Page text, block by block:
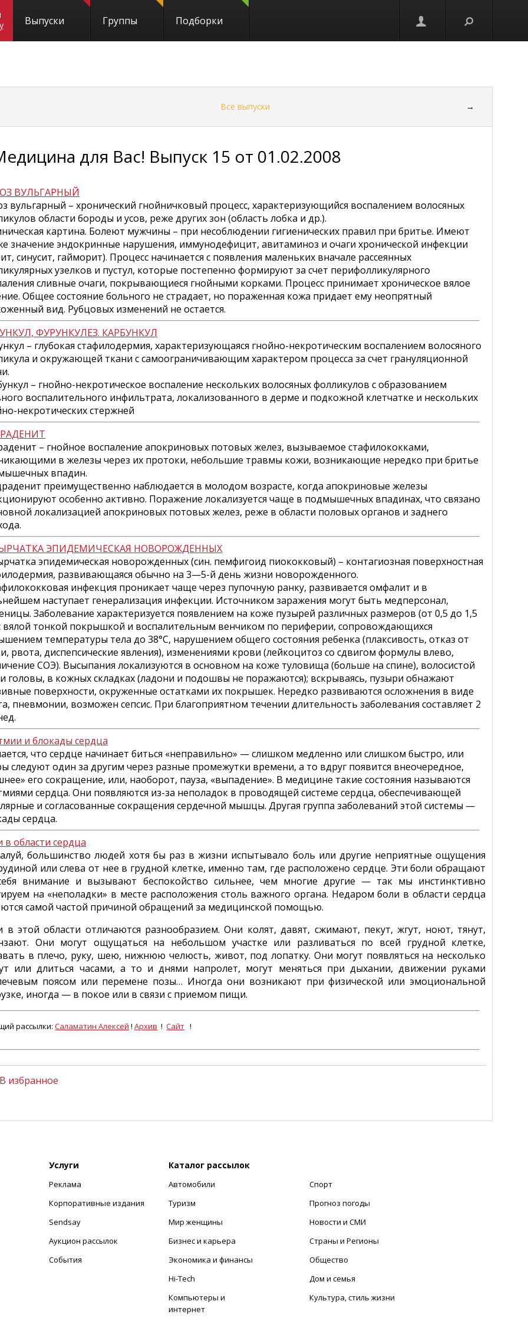
Выпуски Группы Подборки
Все выпуски →
для Вас! Выпуск 15 от 01.02.2008
ВУЛЬГАРНЫЙ
вульгарный – хронический гнойничковый процесс, характеризующийся воспалением волосяных
области бороды и усов, реже других зон (область лобка и др.).
картина. Болеют мужчины – при несоблюдении гигиенических правил при бритье. Имеют
значение эндокринные нарушения, иммунодефицит, авитаминоз и очаги хронической инфекции
синусит, гайморит). Процесс начинается с появления маленьких вначале рассеянных
узелков и пустул, которые постепенно формируют за счет перифолликулярного
сливные очаги, покрывающиеся гнойными корками. Процесс принимает хроническое вялое
Общее состояние больного не страдает, но пораженная кожа придает ему неопрятный
вид. Рубцовых изменений не остается.
ФУРУНКУЛЕЗ. КАРБУНКУЛ
– глубокая стафилодермия, характеризующаяся гнойно-некротическим воспалением волосяного
и окружающей ткани с самоограничивающим характером процесса за счет грануляционной
– гнойно-некротическое воспаление нескольких волосяных фолликулов с образованием
воспалительного инфильтрата, локализованного в дерме и подкожной клетчатке и нескольких
некротических стержней
– гнойное воспаление апокриновых потовых желез, вызываемое стафилококками,
в железы через их протоки, небольшие травмы кожи, возникающие нередко при бритье
впадин.
преимущественно наблюдается в молодом возрасте, когда апокриновые железы
особенно активно. Поражение локализуется чаще в подмышечных впадинах, что связано
локализацией апокриновых потовых желез, реже в области половых органов и заднего
ЭПИДЕМИЧЕСКАЯ НОВОРОЖДЕННЫХ
эпидемическая новорожденных (син. пемфигоид пиококковый) – контагиозная поверхностная
развивающаяся обычно на 3—5-й день жизни новорожденного.
инфекция проникает чаще через пупочную ранку, развивается омфалит и в
наступает генерализация инфекции. Источником заражения могут быть медперсонал,
Заболевание характеризуется появлением на коже пузырей различных размеров (от 0,5 до 1,5
вялой тонкой покрышкой и воспалительным венчиком по периферии, сопровождающихся
температуры тела до 38°С, нарушением общего состояния ребенка (плаксивость, отказ от
рвота, диспепсические явления), изменениями крови (лейкоцитоз со сдвигом формулы влево,
СОЭ). Высыпания локализуются в основном на коже туловища (больше на спине), волосистой
головы, в кожных складках (ладони и подошвы не поражаются); вскрываясь, пузыри обнажают
поверхности, окруженные остатками их покрышек. Нередко развиваются осложнения в виде
пневмонии, возможен сепсис. При благоприятном течении длительность заболевания составляет 2
и блокады сердца
что сердце начинает биться «неправильно» — слишком медленно или слишком быстро, или
следуют один за другим через разные промежутки времени, а то вдруг появится внеочередное,
его сокращение, или, наоборот, пауза, «выпадение». В медицине такие состояния называются
сердца. Они появляются из-за неполадок в проводящей системе сердца, обеспечивающей
и согласованные сокращения сердечной мышцы. Другая группа заболеваний этой системы —
сердца.
в области сердца
большинство людей хотя бы раз в жизни испытывало боль или другие неприятные ощущения
или слева от нее в грудной клетке, именно там, где расположено сердце. Эти боли обращают
внимание и вызывают беспокойство сильнее, чем многие другие — так мы инстинктивно
на «неполадки» в месте расположения столь важного органа. Недаром боли в области сердца
самой частой причиной обращений за медицинской помощью.
в этой области отличаются разнообразием. Они колят, давят, сжимают, пекут, жгут, ноют, тянут,
Они могут ощущаться на небольшом участке или разливаться по всей грудной клетке,
в плечо, руку, шею, нижнюю челюсть, живот, под лопатку. Они могут появляться на несколько
или длиться часами, а то и днями напролет, могут меняться при дыхании, движении руками
поясом или перемене позы… Иногда они возникают при физической или эмоциональной
иногда — в покое или в связи с приемом пищи.
рассылки:Саламатин Алексей !Архив !Сайт !
В избранное
Услуги
Реклама
Корпоративные издания
Sendsay
Аукцион рассылок
События
Каталог рассылок
Автомобили
Туризм
Мир женщины
Бизнес и карьера
Экономика и финансы
Hi-Tech
Компьютеры и
интернет
Спорт
Прогноз погоды
Новости и СМИ
Страны и Регионы
Общество
Дом и семья
Культура, стиль жизни